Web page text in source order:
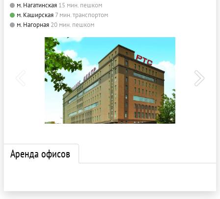
м. Нагатинская 15 мин. пешком
м. Каширская 7 мин. транспортом
м. Нагорная 20 мин. пешком
Аренда офисов